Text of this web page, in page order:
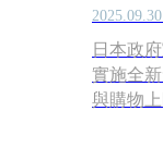
日本政
實施全
與購物